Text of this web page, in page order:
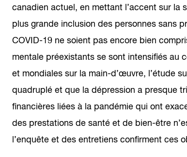
canadien actuel, en mettant l’accent sur la
plus grande inclusion des personnes sans
COVID-19 ne soient pas encore bien
mentale préexistants se sont intensifiés au
et mondiales sur la main-d’œuvre, l’étude
quadruplé et que la dépression a presque
financières liées à la pandémie qui ont
des prestations de santé et de bien-être
l’enquête et des entretiens confirment ces